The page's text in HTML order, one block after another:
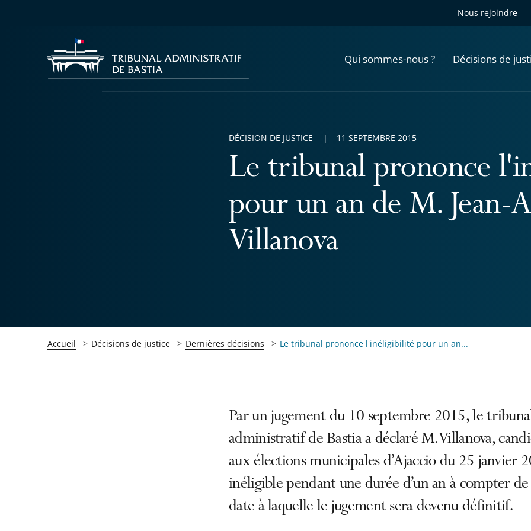
Nous rejoindre
Qui sommes-nous ? Décisions de
Le tribunal prononce
pour un an de M. Jean-
Villanova
DÉCISION DE JUSTICE 11 SEPTEMBRE 2015
Accueil Décisions de justice Dernières décisions Le tribunal prononce l'inéligibilité pour un an...
Par un jugement du 10 septembre 2015, le
administratif de Bastia a déclaré M. Villanova,
aux élections municipales d’Ajaccio du 25 janvier
inéligible pendant une durée d’un an à compter
date à laquelle le jugement sera devenu définitif.